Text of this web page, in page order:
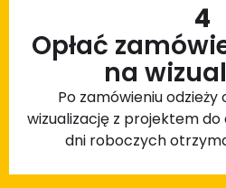
4
Opłać
na
Po zamówieniu
wizualizację z projektem
dni roboczych